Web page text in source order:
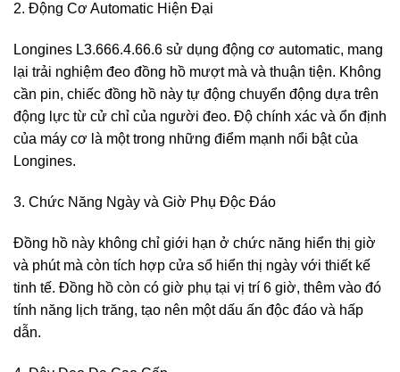
2. Động Cơ Automatic Hiện Đại
Longines L3.666.4.66.6 sử dụng động cơ automatic, mang
lại trải nghiệm đeo đồng hồ mượt mà và thuận tiện. Không
cần pin, chiếc đồng hồ này tự động chuyển động dựa trên
động lực từ cử chỉ của người đeo. Độ chính xác và ổn định
của máy cơ là một trong những điểm mạnh nổi bật của
Longines.
3. Chức Năng Ngày và Giờ Phụ Độc Đáo
Đồng hồ này không chỉ giới hạn ở chức năng hiển thị giờ
và phút mà còn tích hợp cửa sổ hiển thị ngày với thiết kế
tinh tế. Đồng hồ còn có giờ phụ tại vị trí 6 giờ, thêm vào đó
tính năng lịch trăng, tạo nên một dấu ấn độc đáo và hấp
dẫn.